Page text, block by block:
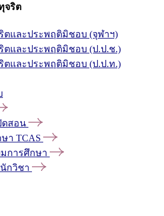
จริต
ตและประพฤติมิชอบ (จุฬาฯ)
ตและประพฤติมิชอบ (ป.ป.ช.)
ตและประพฤติมิชอบ (ป.ป.ท.)
ดสอน
า TCAS
การศึกษา
กวิชา